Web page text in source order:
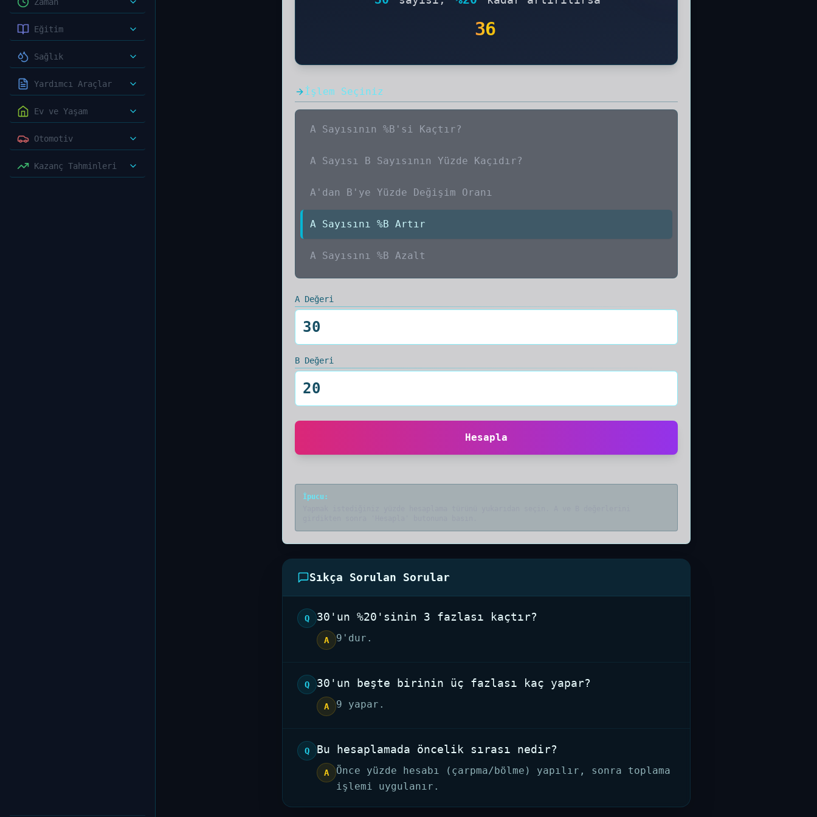
Eğitim
Sağlık
Yardımcı Araçlar
Ev ve Yaşam
Otomotiv
Kazanç Tahminleri
36
İşlem Seçiniz
A Sayısının %B'si Kaçtır?
A Sayısı B Sayısının Yüzde Kaçıdır?
A'dan B'ye Yüzde Değişim Oranı
A Sayısını %B Artır
A Sayısını %B Azalt
A Değeri
B Değeri
Hesapla
İpucu :
Sıkça Sorulan Sorular
Q 30'un %20'sinin 3 fazlası kaçtır?
A 9'dur.
Q 30'un beşte birinin üç fazlası kaç yapar?
A 9 yapar.
Q Bu hesaplamada öncelik sırası nedir?
A
Önce yüzde hesabı (çarpma/bölme) yapılır, sonra toplama
işlemi uygulanır.